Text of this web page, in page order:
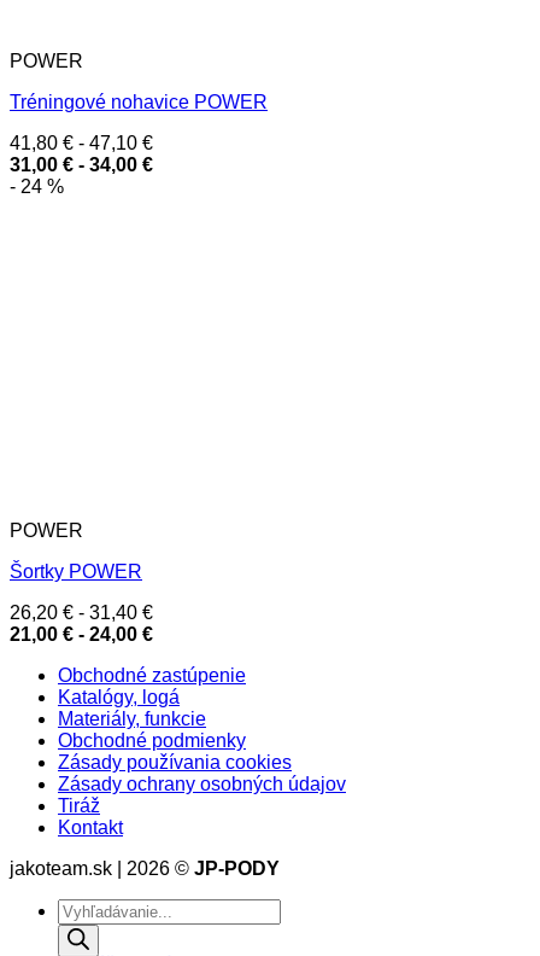
POWER
Tréningové nohavice POWER
41,80 € - 47,10 €
31,00 € - 34,00 €
- 24 %
POWER
Šortky POWER
26,20 € - 31,40 €
21,00 € - 24,00 €
Obchodné zastúpenie
Katalógy, logá
Materiály, funkcie
Obchodné podmienky
Zásady používania cookies
Zásady ochrany osobných údajov
Tiráž
Kontakt
jakoteam.sk | 2026 © JP-PODY
Products
search